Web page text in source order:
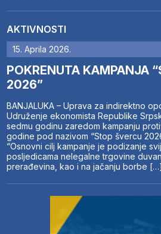
AKTIVNOSTI
15. Aprila 2026.
POKRENUTA KAMPANJA
2026”
BANJALUKA – Uprava za indirektno
Udruženje ekonomista Republike
sedmu godinu zaredom kampanju
godine pod nazivom “Stop švercu
“Osnovni cilj kampanje je podizanje
posljedicama nelegalne trgovine
prerađevina, kao i na jačanju borbe […]